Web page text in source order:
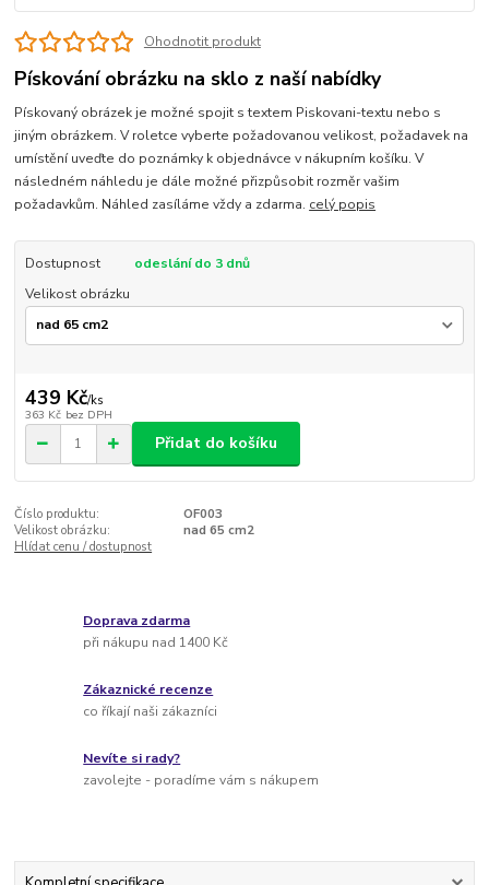
Ohodnotit produkt
Pískování obrázku na sklo z naší nabídky
Pískovaný obrázek je možné spojit s textem Piskovani-textu nebo s
jiným obrázkem. V roletce vyberte požadovanou velikost, požadavek na
umístění uveďte do poznámky k objednávce v nákupním košíku. V
následném náhledu je dále možné přizpůsobit rozměr vašim
požadavkům. Náhled zasíláme vždy a zdarma. celý popis
Dostupnost
odeslání do 3 dnů
Velikost obrázku
439 Kč/ks
363 Kč bez DPH
Přidat do košíku
Číslo produktu:
OF003
Velikost obrázku:
nad 65 cm2
Hlídat cenu / dostupnost
Doprava zdarma
při nákupu nad 1400 Kč
Zákaznické recenze
co říkají naši zákazníci
Nevíte si rady?
zavolejte - poradíme vám s nákupem